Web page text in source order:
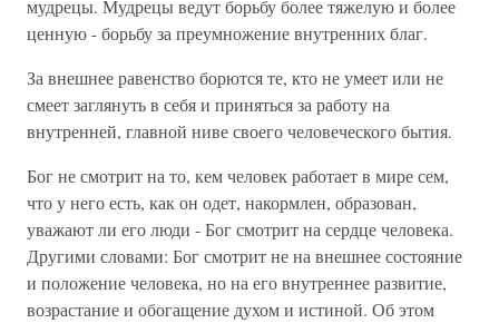
мудрецы. Мудрецы ведут борьбу более тяжелую и более
ценную - борьбу за преумножение внутренних благ.
За внешнее равенство борются те, кто не умеет или не
смеет заглянуть в себя и приняться за работу на
внутренней, главной ниве своего человеческого бытия.
Бог не смотрит на то, кем человек работает в мире сем,
что у него есть, как он одет, накормлен, образован,
уважают ли его люди - Бог смотрит на сердце человека.
Другими словами: Бог смотрит не на внешнее состояние
и положение человека, но на его внутреннее развитие,
возрастание и обогащение духом и истиной. Об этом